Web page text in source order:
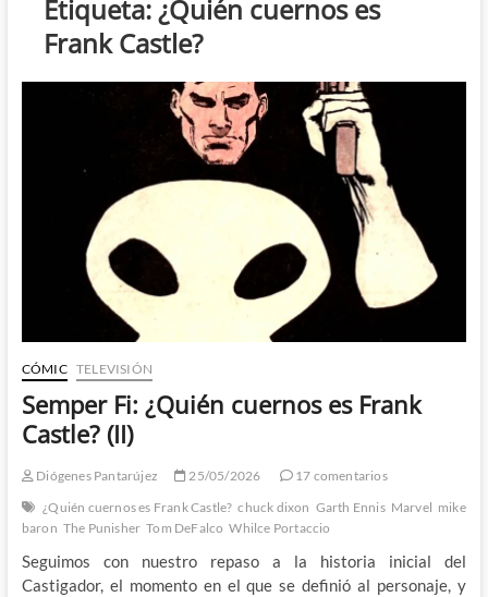
Etiqueta:¿Quién cuernos es
Frank Castle?
CÓMIC TELEVISIÓN
Semper Fi: ¿Quién cuernos es Frank
Castle? (II)
Diógenes Pantarújez 25/05/2026
17 comentarios
¿Quién cuernos es Frank Castle? chuck dixon Garth Ennis Marvel mike
baron The Punisher Tom DeFalco Whilce Portaccio
Seguimos con nuestro repaso a la historia inicial del
Castigador, el momento en el que se definió al personaje, y